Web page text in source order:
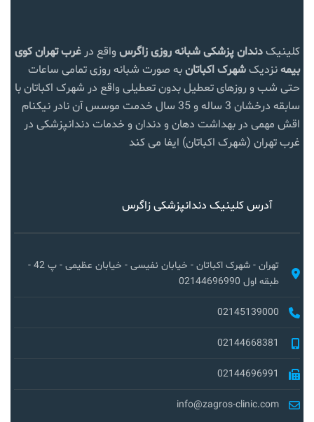
کلینیکدندان پزشکی شبانه روزی زاگرس واقع در غرب تهرانکوی
بیمهنزدیکشهرک اکباتانبه صورت شبانه روزی تمامی ساعات
حتی شب و روزهای تعطیل بدون تعطیلی واقع در شهرک اکباتان با
سابقه درخشان 3 ساله و 35 سال خدمت موسس آن نادر نیکنام
اقش مهمی در بهداشت دهان و دندان و خدمات دندانپزشکی در
غرب تهران (شهرک اکباتان) ایفا می کند
آدرس کلینیک دندانپزشکی زاگرس
تهران - شهرک اکباتان - خیابان نفیسی - خیابان عظیمی - پ 42 -
طبقه اول 02144696990
02145139000
02144668381
02144696991
info@zagros-clinic.com